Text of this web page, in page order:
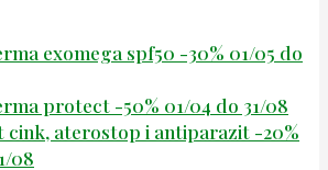
exomega spf50 -30% 01/05 do
protect -50% 01/04 do 31/08
cink, aterostop i antiparazit -20%
08